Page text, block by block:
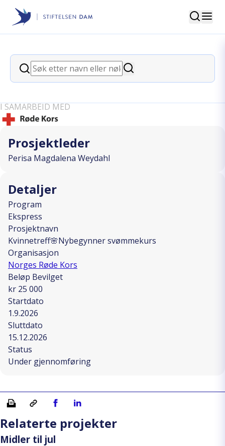
Stiftelsen Dam
Søk
Søk
Søk
back
Kvinnetreff🌸Nybegynner
I SAMARBEID MED
Prosjektleder
Perisa Magdalena Weydahl
Detaljer
Program
Ekspress
Prosjektnavn
Kvinnetreff🌸Nybegynner svømmekurs
Organisasjon
Norges Røde Kors
Beløp Bevilget
kr 25 000
Startdato
1.9.2026
Sluttdato
15.12.2026
Status
Under gjennomføring
Skriv ut Kopiera länkDel på Facebook
Del på Linkedin
Relaterte projekter
Midler til jul